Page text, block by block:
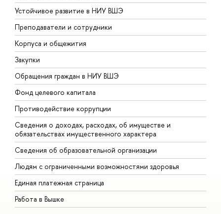
Устойчивое развитие в НИУ ВШЭ
Преподаватели и сотрудники
Корпуса и общежития
Закупки
Обращения граждан в НИУ ВШЭ
Фонд целевого капитала
Противодействие коррупции
Сведения о доходах, расходах, об имуществе и
обязательствах имущественного характера
Сведения об образовательной организации
Людям с ограниченными возможностями здоровья
Единая платежная страница
Работа в Вышке